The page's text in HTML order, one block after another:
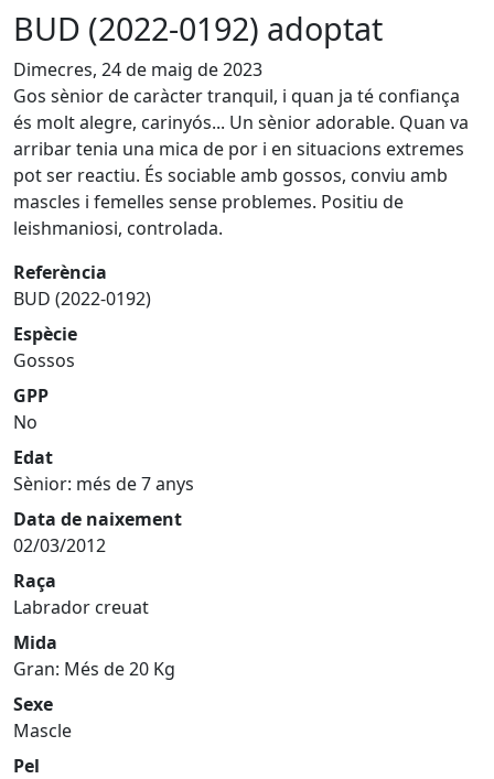
BUD (2022-0192) adoptat
Dimecres, 24 de maig de 2023
Gos sènior de caràcter tranquil, i quan ja té confiança
és molt alegre, carinyós... Un sènior adorable. Quan va
arribar tenia una mica de por i en situacions extremes
pot ser reactiu. És sociable amb gossos, conviu amb
mascles i femelles sense problemes. Positiu de
leishmaniosi, controlada.
Referència
BUD (2022-0192)
Espècie
Gossos
GPP
No
Edat
Sènior: més de 7 anys
Data de naixement
02/03/2012
Raça
Labrador creuat
Mida
Gran: Més de 20 Kg
Sexe
Mascle
Pel